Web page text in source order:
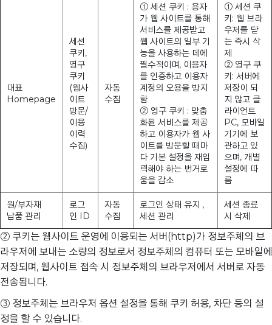
대표
Homepage
세션
쿠키,
영구
쿠키
(웹사
이트
방문/
이용
이력
수집)
자동
수집
① 세션 쿠키 : 용자
가 웹 사이트를 통해
서비스를 제공받고
웹 사이트의 일부 기
능을 사용하는 데에
필수적이며, 이용자
를 인증하고 이용자
계정의 오용을 방지
함
② 영구 쿠키 : 맞춤
화된 서비스를 제공
하고 이용자가 웹 사
이트를 방문할 때마
다 기본 설정을 재입
력해야 하는 번거로
움을 감소
① 세션 쿠
키: 웹 브라
우저를 닫
는 즉시 삭
제
② 영구 쿠
키: 서버에
저장이 되
지 않고 클
라이언트
PC, 모바일
기기에 보
관하고 있
으며, 개별
설정에 따
름
원/부자재
납품 관리
로그
인 ID
자동
수집
로그인 상태 유지 ,
세션 관리
세션 종료
시 삭제
② 쿠키는 웹사이트 운영에 이용되는 서버(http)가 정보주체의 브
라우저에 보내는 소량의 정보로서 정보주체의 컴퓨터 또는 모바일에
저장되며, 웹사이트 접속 시 정보주체의 브라우저에서 서버로 자동
전송됩니다.
③ 정보주체는 브라우저 옵션 설정을 통해 쿠키 허용, 차단 등의 설
정을 할 수 있습니다.